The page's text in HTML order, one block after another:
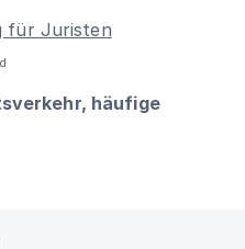
für Juristen
häufige